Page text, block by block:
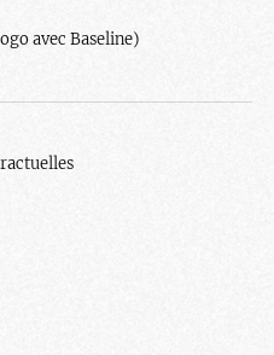
avec Baseline)